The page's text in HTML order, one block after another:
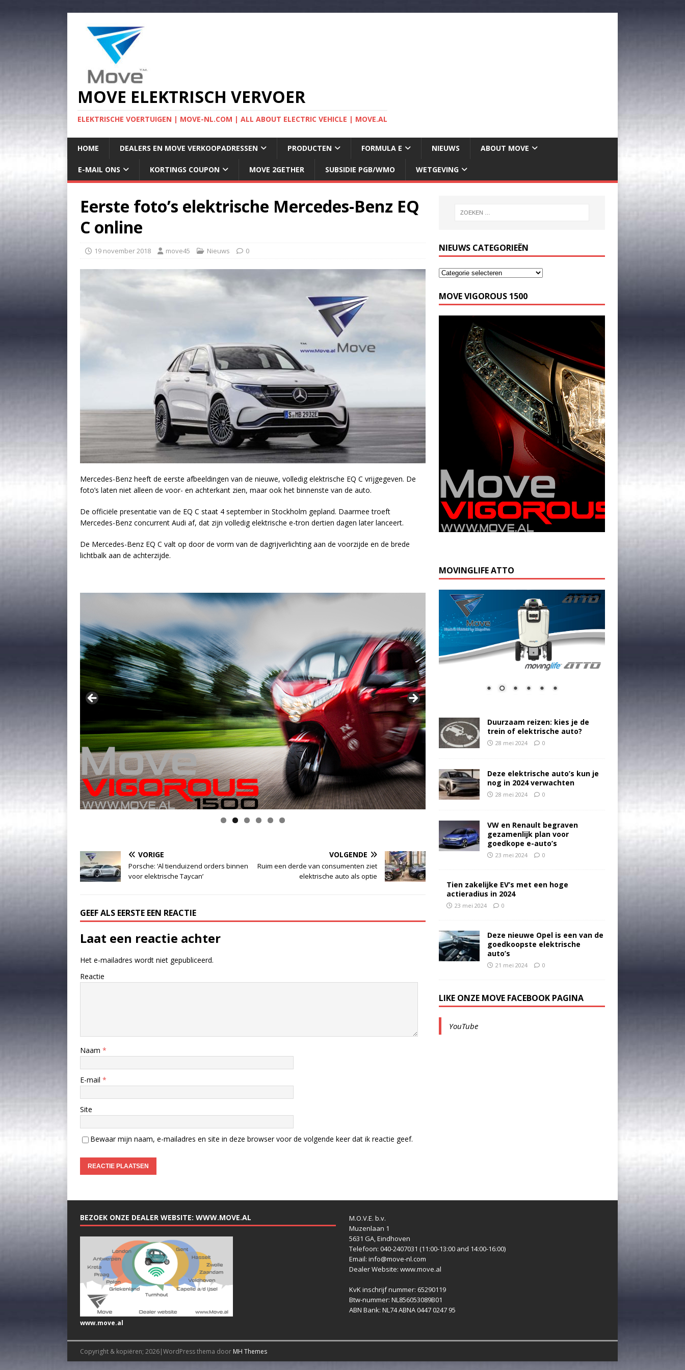
MOVE ELEKTRISCH VERVOER
ELEKTRISCHE VOERTUIGEN | MOVE-NL.COM | ALL ABOUT ELECTRIC VEHICLE | MOVE.AL
HOME DEALERS EN MOVE VERKOOPADRESSEN PRODUCTEN FORMULA E NIEUWS ABOUT MOVE
E-MAIL ONS KORTINGS COUPON MOVE 2GETHER SUBSIDIE PGB/WMO WETGEVING
Eerste foto’s elektrische Mercedes-Benz EQ
C online
19 november 2018 move45 Nieuws 0
Mercedes-Benz heeft de eerste afbeeldingen van de nieuwe, volledig elektrische EQ C vrijgegeven. De
foto’s laten niet alleen de voor- en achterkant zien, maar ook het binnenste van de auto.
De officiële presentatie van de EQ C staat 4 september in Stockholm gepland. Daarmee troeft
Mercedes-Benz concurrent Audi af, dat zijn volledig elektrische e-tron dertien dagen later lanceert.
De Mercedes-Benz EQ C valt op door de vorm van de dagrijverlichting aan de voorzijde en de brede
lichtbalk aan de achterzijde.
VORIGE
Porsche: ‘Al tienduizend orders binnen
voor elektrische Taycan’
VOLGENDE
Ruim een derde van consumenten ziet
elektrische auto als optie
GEEF ALS EERSTE EEN REACTIE
Laat een reactie achter
Het e-mailadres wordt niet gepubliceerd.
Reactie
Naam *
E-mail *
Site
Bewaar mijn naam, e-mailadres en site in deze browser voor de volgende keer dat ik reactie geef.
NIEUWS CATEGORIEËN
MOVE VIGOROUS 1500
MOVINGLIFE ATTO
Duurzaam reizen: kies je de
trein of elektrische auto?
28 mei 2024 0
Deze elektrische auto’s kun je
nog in 2024 verwachten
28 mei 2024 0
VW en Renault begraven
gezamenlijk plan voor
goedkope e-auto’s
23 mei 2024 0
Tien zakelijke EV’s met een hoge
actieradius in 2024
23 mei 2024 0
Deze nieuwe Opel is een van de
goedkoopste elektrische
auto’s
21 mei 2024 0
LIKE ONZE MOVE FACEBOOK PAGINA
YouTube
BEZOEK ONZE DEALER WEBSITE: WWW.MOVE.AL
www.move.al
M.O.V.E. b.v.
Muzenlaan 1
5631 GA, Eindhoven
Telefoon: 040-2407031 (11:00-13:00 and 14:00-16:00)
Email: info@move-nl.com
Dealer Website: www.move.al
KvK inschrijf nummer: 65290119
Btw-nummer: NL856053089B01
ABN Bank: NL74 ABNA 0447 0247 95
Copyright & kopiëren; 2026|WordPress thema door MH Themes